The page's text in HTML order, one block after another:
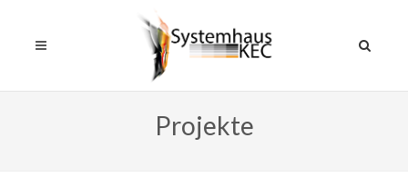
Projekte